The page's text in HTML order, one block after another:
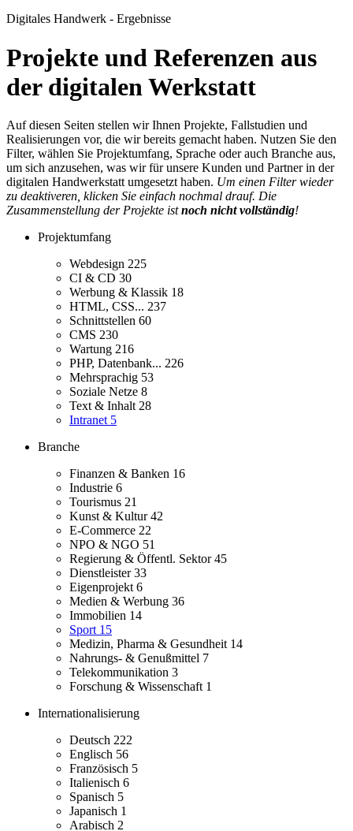
Digitales Handwerk - Ergebnisse
Projekte und Referenzen aus
der digitalen Werkstatt
Auf diesen Seiten stellen wir Ihnen Projekte, Fallstudien und
Realisierungen vor, die wir bereits gemacht haben. Nutzen Sie den
Filter, wählen Sie Projektumfang, Sprache oder auch Branche aus,
um sich anzusehen, was wir für unsere Kunden und Partner in der
digitalen Handwerkstatt umgesetzt haben. Um einen Filter wieder
zu deaktiveren, klicken Sie einfach nochmal drauf. Die
Zusammenstellung der Projekte istnoch nicht vollständig!
Projektumfang
Webdesign 225
CI & CD 30
Werbung & Klassik 18
HTML, CSS... 237
Schnittstellen 60
CMS 230
Wartung 216
PHP, Datenbank... 226
Mehrsprachig 53
Soziale Netze 8
Text & Inhalt 28
Intranet 5
Branche
Finanzen & Banken 16
Industrie 6
Tourismus 21
Kunst & Kultur42
E-Commerce 22
NPO & NGO 51
Regierung & Öffentl. Sektor45
Dienstleister33
Eigenprojekt 6
Medien & Werbung 36
Immobilien 14
Sport 15
Medizin, Pharma & Gesundheit 14
Nahrungs- & Genußmittel 7
Telekommunikation 3
Forschung & Wissenschaft 1
Internationalisierung
Deutsch 222
Englisch 56
Französisch 5
Italienisch 6
Spanisch 5
Japanisch 1
Arabisch 2